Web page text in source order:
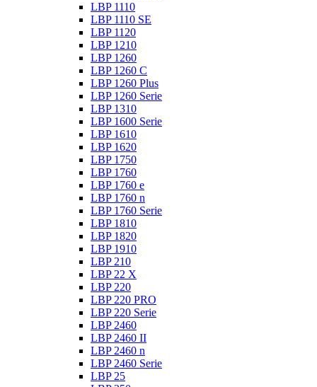
LBP 1110
LBP 1110 SE
LBP 1120
LBP 1210
LBP 1260
LBP 1260 C
LBP 1260 Plus
LBP 1260 Serie
LBP 1310
LBP 1600 Serie
LBP 1610
LBP 1620
LBP 1750
LBP 1760
LBP 1760 e
LBP 1760 n
LBP 1760 Serie
LBP 1810
LBP 1820
LBP 1910
LBP 210
LBP 22 X
LBP 220
LBP 220 PRO
LBP 220 Serie
LBP 2460
LBP 2460 II
LBP 2460 n
LBP 2460 Serie
LBP 25